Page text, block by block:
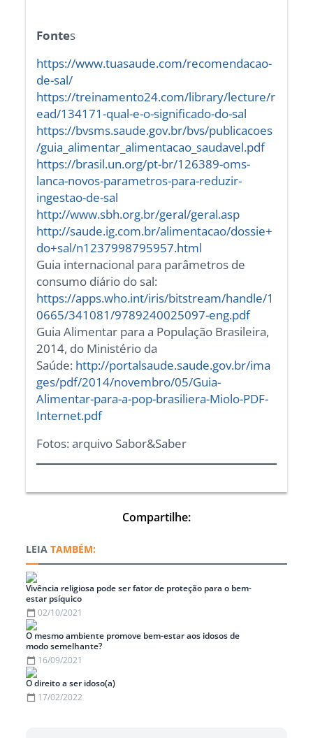
Fontes
https://www.tuasaude.com/recomendacao-
de-sal/
https://treinamento24.com/library/lecture/r
ead/134171-qual-e-o-significado-do-sal
https://bvsms.saude.gov.br/bvs/publicacoes
/guia_alimentar_alimentacao_saudavel.pdf
https://brasil.un.org/pt-br/126389-oms-
lanca-novos-parametros-para-reduzir-
ingestao-de-sal
http://www.sbh.org.br/geral/geral.asp
http://saude.ig.com.br/alimentacao/dossie+
do+sal/n1237998795957.html
Guia internacional para parâmetros de
consumo diário do sal:
https://apps.who.int/iris/bitstream/handle/1
0665/341081/9789240025097-eng.pdf
Guia Alimentar para a População Brasileira,
2014, do Ministério da
Saúde: http://portalsaude.saude.gov.br/ima
ges/pdf/2014/novembro/05/Guia-
Alimentar-para-a-pop-brasiliera-Miolo-PDF-
Internet.pdf
Fotos: arquivo Sabor&Saber
Compartilhe:
TAMBÉM:
Vivência religiosa pode ser fator de proteção para o bem-
estar psíquico
02/10/2021
O mesmo ambiente promove bem-estar aos idosos de
modo semelhante?
16/09/2021
O direito a ser idoso(a)
17/02/2022